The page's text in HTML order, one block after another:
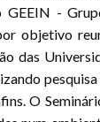
GEEIN -
objetivo
das
O